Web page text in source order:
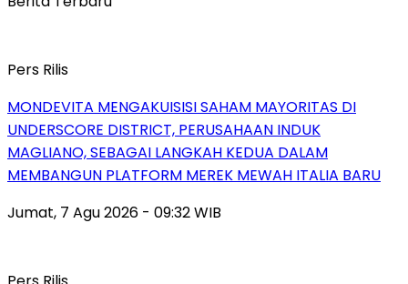
Pers Rilis
MONDEVITA MENGAKUISISI SAHAM MAYORITAS DI
UNDERSCORE DISTRICT, PERUSAHAAN INDUK
MAGLIANO, SEBAGAI LANGKAH KEDUA DALAM
MEMBANGUN PLATFORM MEREK MEWAH ITALIA BARU
Jumat, 7 Agu 2026 - 09:32 WIB